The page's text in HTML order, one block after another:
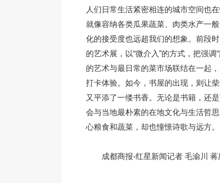
人们日常生活紧密相连的城市空间也
就像容纳各类瓜果蔬菜、肉类水产一
化的接受度也远超我们的想象。前段
的艺术展，以“微介入”的方式，把强调
的艺术与最日常的菜市场联结在一起
打卡体验。如今，书屋的出现，则让
又平添了一缕书香。无论是书籍，还
会与当地最朴素的在地文化与生活哲
心粮食和蔬菜，却也憧憬诗歌与远方。
成都商报-红星新闻记者 毛渝川 蒋